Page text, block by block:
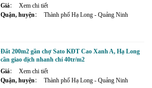
Giá
Xem chi tiết
Quận, huyện
Thành phố Hạ Long - Quảng Ninh
Đất 200m2 gần chợ Sato KĐT Cao Xanh A, Hạ Long
cần giao dịch nhanh chỉ 40tr/m2
Giá
Xem chi tiết
Quận, huyện
Thành phố Hạ Long - Quảng Ninh